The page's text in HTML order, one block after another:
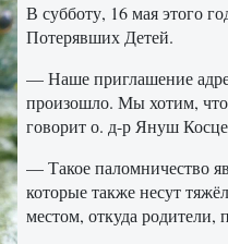
В субботу, 16 мая этого
Потерявших Детей.
— Наше приглашение
произошло. Мы хотим,
говорит о. д-р Януш
— Такое паломничество
которые также несут
местом, откуда родители,